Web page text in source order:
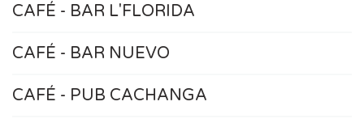
CAFÉ - BAR L'FLORIDA
CAFÉ - BAR NUEVO
CAFÉ - PUB CACHANGA